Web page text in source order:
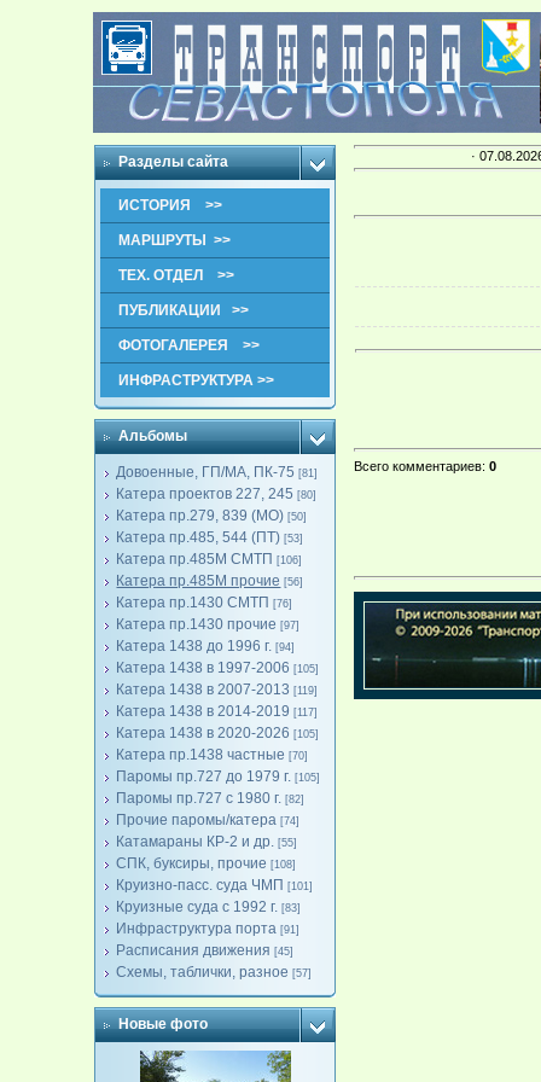
Разделы сайта
ИСТОРИЯ >>
МАРШРУТЫ >>
ТЕХ. ОТДЕЛ >>
ПУБЛИКАЦИИ >>
ФОТОГАЛЕРЕЯ >>
ИНФРАСТРУКТУРА >>
Альбомы
Довоенные, ГП/МА, ПК-75 [81]
Катера проектов 227, 245 [80]
Катера пр.279, 839 (МО) [50]
Катера пр.485, 544 (ПТ) [53]
Катера пр.485М СМТП [106]
Катера пр.485М прочие [56]
Катера пр.1430 СМТП [76]
Катера пр.1430 прочие [97]
Катера 1438 до 1996 г. [94]
Катера 1438 в 1997-2006 [105]
Катера 1438 в 2007-2013 [119]
Катера 1438 в 2014-2019 [117]
Катера 1438 в 2020-2026 [105]
Катера пр.1438 частные [70]
Паромы пр.727 до 1979 г. [105]
Паромы пр.727 с 1980 г. [82]
Прочие паромы/катера [74]
Катамараны КР-2 и др. [55]
СПК, буксиры, прочие [108]
Круизно-пасс. суда ЧМП [101]
Круизные суда с 1992 г. [83]
Инфраструктура порта [91]
Расписания движения [45]
Схемы, таблички, разное [57]
Новые фото
·
Всего комментариев:0